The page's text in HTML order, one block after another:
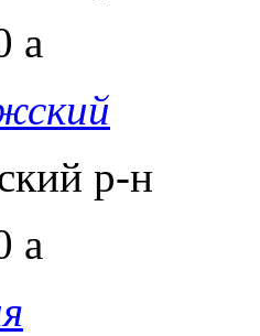
a
р-н
a